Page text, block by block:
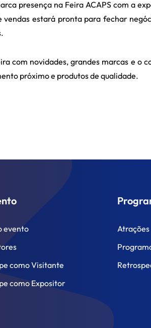
presença na Feira ACAPS com a
vendas estará pronta para fechar
com novidades, grandes marcas e o
próximo e produtos de qualidade.
evento
como Visitante
como Expositor
Atrações